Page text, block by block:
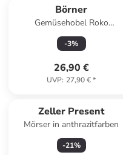
Börner
Gemüsehobel Roko
PowerLine mit Fruchthalter in
grün
-3%
26,90 €
UVP: 27,90 €*
Zeller Present
Mörser in anthrazitfarben
-21%